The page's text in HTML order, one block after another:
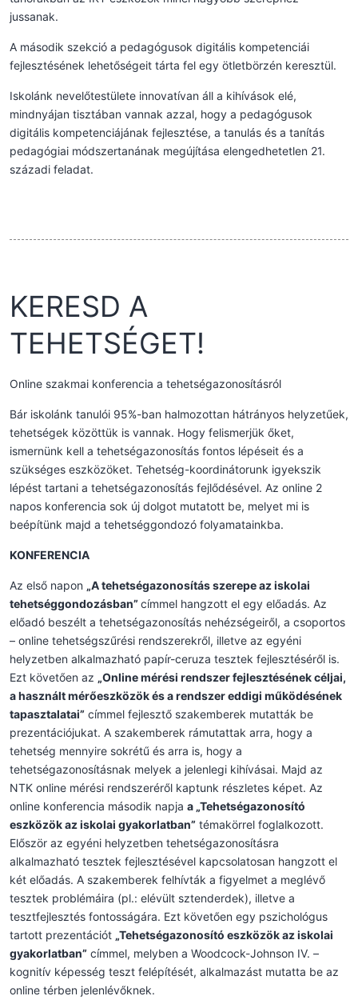
jussanak.
A második szekció a pedagógusok digitális kompetenciái
fejlesztésének lehetőségeit tárta fel egy ötletbörzén keresztül.
Iskolánk nevelőtestülete innovatívan áll a kihívások elé,
mindnyájan tisztában vannak azzal, hogy a pedagógusok
digitális kompetenciájának fejlesztése, a tanulás és a tanítás
pedagógiai módszertanának megújítása elengedhetetlen 21.
századi feladat.
KERESD A
TEHETSÉGET!
Online szakmai konferencia a tehetségazonosításról
Bár iskolánk tanulói 95%-ban halmozottan hátrányos helyzetűek,
tehetségek közöttük is vannak. Hogy felismerjük őket,
ismernünk kell a tehetségazonosítás fontos lépéseit és a
szükséges eszközöket. Tehetség-koordinátorunk igyekszik
lépést tartani a tehetségazonosítás fejlődésével. Az online 2
napos konferencia sok új dolgot mutatott be, melyet mi is
beépítünk majd a tehetséggondozó folyamatainkba.
KONFERENCIA
Az első napon „A tehetségazonosítás szerepe az iskolai
tehetséggondozásban” címmel hangzott el egy előadás. Az
előadó beszélt a tehetségazonosítás nehézségeiről, a csoportos
– online tehetségszűrési rendszerekről, illetve az egyéni
helyzetben alkalmazható papír-ceruza tesztek fejlesztéséről is.
Ezt követően az „Online mérési rendszer fejlesztésének céljai,
a használt mérőeszközök és a rendszer eddigi működésének
tapasztalatai” címmel fejlesztő szakemberek mutatták be
prezentációjukat. A szakemberek rámutattak arra, hogy a
tehetség mennyire sokrétű és arra is, hogy a
tehetségazonosításnak melyek a jelenlegi kihívásai. Majd az
NTK online mérési rendszeréről kaptunk részletes képet. Az
online konferencia második napja a „Tehetségazonosító
eszközök az iskolai gyakorlatban” témakörrel foglalkozott.
Először az egyéni helyzetben tehetségazonosításra
alkalmazható tesztek fejlesztésével kapcsolatosan hangzott el
két előadás. A szakemberek felhívták a figyelmet a meglévő
tesztek problémáira (pl.: elévült sztenderdek), illetve a
tesztfejlesztés fontosságára. Ezt követően egy pszichológus
tartott prezentációt „Tehetségazonosító eszközök az iskolai
gyakorlatban” címmel, melyben a Woodcock-Johnson IV. –
kognitív képesség teszt felépítését, alkalmazást mutatta be az
online térben jelenlévőknek.